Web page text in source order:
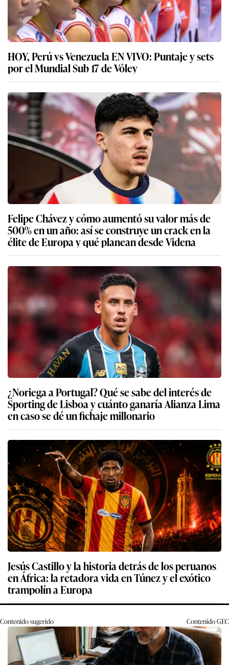
HOY, Perú vs Venezuela EN VIVO: Puntaje y sets
por el Mundial Sub 17 de Vóley
Felipe Chávez y cómo aumentó su valor más de
500% en un año: así se construye un crack en la
élite de Europa y qué planean desde Videna
¿Noriega a Portugal? Qué se sabe del interés de
Sporting de Lisboa y cuánto ganaría Alianza Lima
en caso se dé un fichaje millonario
Jesús Castillo y la historia detrás de los peruanos
en África: la retadora vida en Túnez y el exótico
trampolín a Europa
Contenido sugerido ContenidoGEC